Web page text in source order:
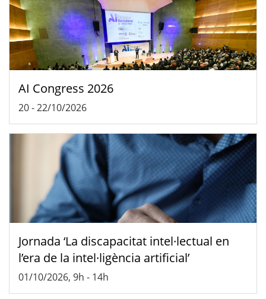
AI Congress 2026
20-22/10/2026
Jornada ‘La discapacitat intel·lectual en
l’era de la intel·ligència artificial’
01/10/2026, 9h - 14h